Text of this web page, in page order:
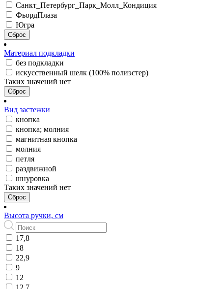
Санкт_Петербург_Парк_Молл_Кондиция
ФьордПлаза
Югра
Сброс
Материал подкладки
без подкладки
искусственный шелк (100% полиэстер)
Таких значений нет
Сброс
Вид застежки
кнопка
кнопка; молния
магнитная кнопка
молния
петля
раздвижной
шнуровка
Таких значений нет
Сброс
Высота ручки, см
17,8
18
22,9
9
12
12,7